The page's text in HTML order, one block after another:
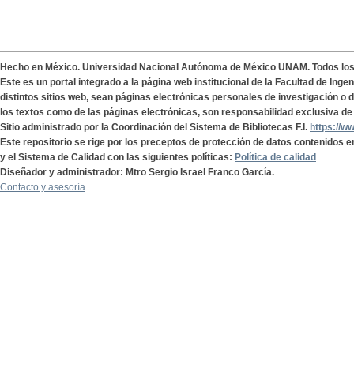
Hecho en México. Universidad Nacional Autónoma de México UNAM. Todos
Este es un portal integrado a la página web institucional de la Facultad de
distintos sitios web, sean páginas electrónicas personales de investigación o
los textos como de las páginas electrónicas, son responsabilidad exclusiva
Sitio administrado por la Coordinación del Sistema de Bibliotecas F.I. https://
Este repositorio se rige por los preceptos de protección de datos contenidos
y el Sistema de Calidad con las siguientes políticas: Política de calidad
Diseñador y administrador: Mtro Sergio Israel Franco García.
Contacto y asesoría